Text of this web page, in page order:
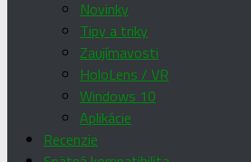
Novinky
Tipy a triky
Zaujímavosti
HoloLens / VR
Windows 10
Aplikácie
Recenzie